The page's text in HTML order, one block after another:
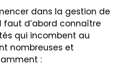
dans la gestion de
faut d’abord connaître
qui incombent au
nombreuses et
: